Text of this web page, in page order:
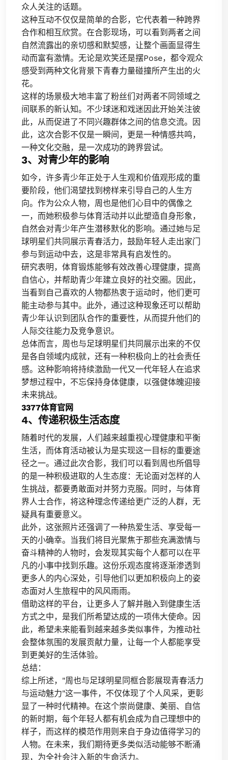
众人关注的话题。
这种互动不仅仅是简单的合影，它代表着一种跨界
合作和相互欣赏。在合影现场，可以看到两者之间
自然流露出的亲切感和默契感，让整个画面显得生
动而富有激情。无论是欢笑还是摆Pose，都令观众
感受到两种文化背景下青春力量碰撞所产生出的火
花。
这样的场景极大地丰富了粉丝们对两者不同领域之
间联系的新认知。不少球迷和戏迷因此开始关注彼
此，从而促进了不同兴趣群体之间的信息交流。因
此，这次合影不仅是一瞬间，更是一种情感共鸣，
一种文化交融，是一次成功的跨界尝试。
3、对青少年的影响
如今，许多青少年正处于人生观和价值观形成的重
要阶段，他们渴望找到榜样来引导自己的人生方
向。作为公众人物，周也是他们心目中的偶像之
一，而她积极参与体育活动并以此塑造自身形象，
自然会对青少年产生潜移默化的影响。通过她与足
球明星们共同展示青春活力，鼓励年轻人走出家门
参与到运动中去，这是非常具有启发性的。
研究表明，体育锻炼能够有效改善心理健康，提高
自信心，并帮助青少年建立良好的社交圈。因此，
当看到自己喜欢的人物都热衷于运动时，他们更可
能主动参与其中。此外，通过这种现象还可以帮助
青少年认识到团队合作的重要性，从而提升他们的
人际交往能力及竞争意识。
总体而言，周也与足球明星们共同展示出来的不仅
是各自领域内成就，还有一种积极向上的社会责任
感。这种影响将持续激励一代又一代年轻人在追求
梦想过程中，不忘保持身体健康，以强健体魄迎接
未来挑战。
3377体育官网
4、传递积极生活态度
随着时代的发展，人们越来越重视心理健康和平衡
生活，而体育活动被认为是实现这一目标的重要途
径之一。通过此次合影，我们可以看到周也所倡导
的是一种积极进取的人生态度：无论面对怎样的人
生挑战，都要勇敢面对并努力克服。同时，与体育
界人士合作，将这种理念传递给更广泛的人群，无
疑具有重要意义。
此外，这张照片还强调了一种热爱生活、享受每一
天的小确幸。当我们将目光聚焦于那些充满激情与
奋斗精神的人物时，会发现其实每个人都可以在平
凡的小事中找到乐趣。这份乐观态度将逐渐渗透到
更多人的内心深处，引导他们以更加积极向上的姿
态面对人生旅程中的风风雨雨。
借助这样的平台，让更多人了解并融入到健康生活
方式之中，是我们所希望达成的一项伟大使命。因
此，希望未来能看到越来越多类似事件，为推动社
会整体氛围的发展贡献力量，让每一个人都能享受
到更美好的生活体验。
总结：
综上所述，"周也与足球明星同框合影展现青春活力
与运动魅力"这一事件，不仅体现了个人风采，更彰
显了一种时代精神。在这个崇尚健康、美丽、自信
的新时期，每个年轻人都有机会成为自己理想中的
样子，而这样的模范作用则来自于身边值得学习的
人物。在未来，我们期待更多类似活动能够不断涌
现，为全社会注入新的生命活力。